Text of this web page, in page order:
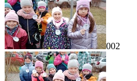
002